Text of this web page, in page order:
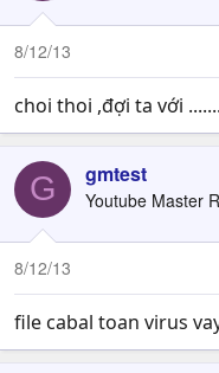
8/12/13
choi thoi ,đợi ta với
G gmtest
Youtube Master
8/12/13
file cabal toan virus